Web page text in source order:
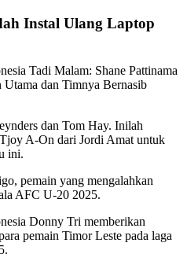
Instal Ulang Laptop
Tadi Malam: Shane Pattinama
dan Timnya Bernasib
dan Tom Hay. Inilah
A-On dari Jordi Amat untuk
ini.
pemain yang mengalahkan
AFC U-20 2025.
Donny Tri memberikan
pemain Timor Leste pada laga